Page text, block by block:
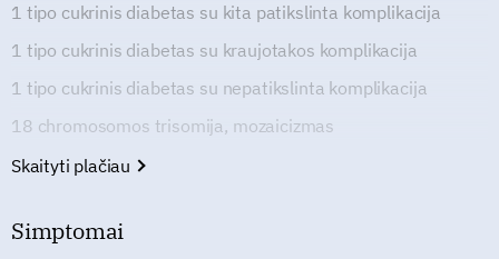
1 tipo cukrinis diabetas su kita patikslinta komplikacija
1 tipo cukrinis diabetas su kraujotakos komplikacija
1 tipo cukrinis diabetas su nepatikslinta komplikacija
18 chromosomos trisomija, mozaicizmas
Skaityti plačiau
Simptomai